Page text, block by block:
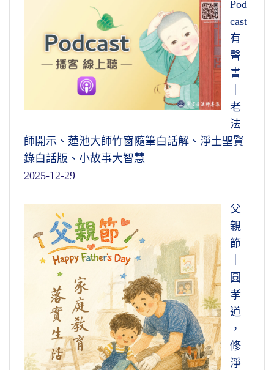
Pod
cast
有
聲
書
老
法
師開示、蓮池大師竹窗隨筆白話解、淨土聖賢
錄白話版、小故事大智慧
2025-12-29
父
親
節
圓
孝
道
，
修
淨